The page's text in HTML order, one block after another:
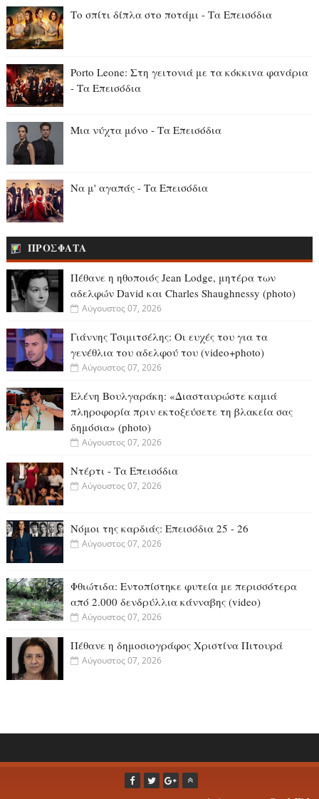
Το σπίτι δίπλα στο ποτάμι - Τα Επεισόδια
Porto Leone: Στη γειτονιά με τα κόκκιvα φαvάρια
- Τα Επεισόδια
Μια νύχτα μόνο - Τα Επεισόδια
Να μ' αγαπάς - Τα Επεισόδια
ΠΡΟΣΦΑΤΑ
Πέθανε η ηθοποιός Jean Lodge, μητέρα των
αδελφών David και Charles Shaughnessy (photo)
Αύγουστος 07, 2026
Γιάννης Τσιμιτσέλης: Οι ευχές του για τα
γενέθλια του αδελφού του (video+photo)
Αύγουστος 07, 2026
Ελένη Βουλγαράκη: «Διασταυρώστε καμιά
πληροφορία πριν εκτοξεύσετε τη βλακεία σας
δημόσια» (photo)
Αύγουστος 07, 2026
Ντέρτι - Τα Επεισόδια
Αύγουστος 07, 2026
Νόμοι της καρδιάς: Επεισόδια 25 - 26
Αύγουστος 07, 2026
Φθιώτιδα: Εντοπίστηκε φυτεία με περισσότερα
από 2.000 δενδρύλλια κάνναβης (video)
Αύγουστος 07, 2026
Πέθανε η δημοσιογράφος Χριστίνα Πιτουρά
Αύγουστος 07, 2026